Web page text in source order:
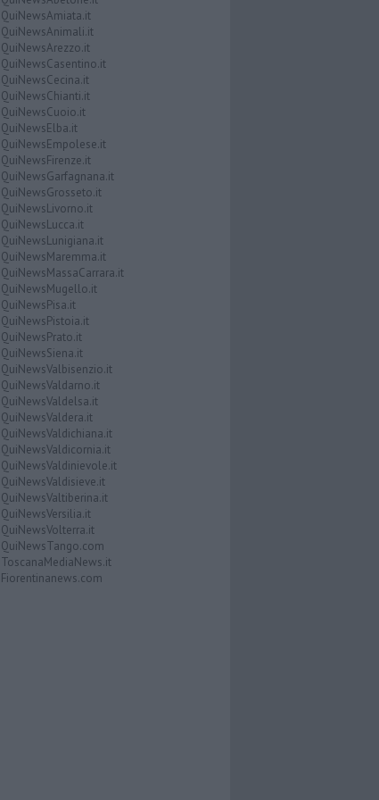
QuiNewsAmiata.it
QuiNewsAnimali.it
QuiNewsArezzo.it
QuiNewsCasentino.it
QuiNewsCecina.it
QuiNewsChianti.it
QuiNewsCuoio.it
QuiNewsElba.it
QuiNewsEmpolese.it
QuiNewsFirenze.it
QuiNewsGarfagnana.it
QuiNewsGrosseto.it
QuiNewsLivorno.it
QuiNewsLucca.it
QuiNewsLunigiana.it
QuiNewsMaremma.it
QuiNewsMassaCarrara.it
QuiNewsMugello.it
QuiNewsPisa.it
QuiNewsPistoia.it
QuiNewsPrato.it
QuiNewsSiena.it
QuiNewsValbisenzio.it
QuiNewsValdarno.it
QuiNewsValdelsa.it
QuiNewsValdera.it
QuiNewsValdichiana.it
QuiNewsValdicornia.it
QuiNewsValdinievole.it
QuiNewsValdisieve.it
QuiNewsValtiberina.it
QuiNewsVersilia.it
QuiNewsVolterra.it
QuiNewsTango.com
ToscanaMediaNews.it
Fiorentinanews.com